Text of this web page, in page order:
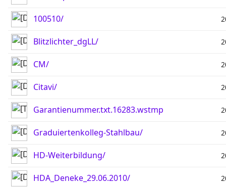
100510/
Blitzlichter_dgLL/
CM/
Citavi/
Garantienummer.txt.16283.wstmp
Graduiertenkolleg-Stahlbau/
HD-Weiterbildung/
HDA_Deneke_29.06.2010/